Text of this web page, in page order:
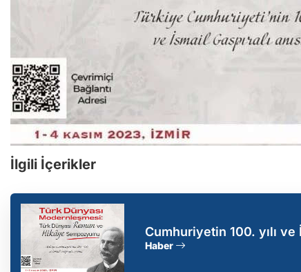
İlgili İçerikler
Cumhuriyetin 100. yılı ve
Roman ve Hikaye
Haber